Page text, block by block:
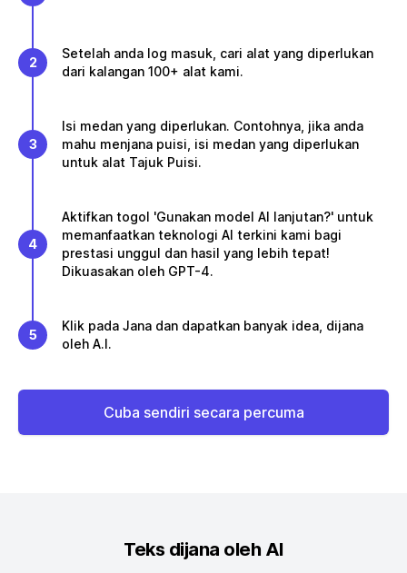
2
Setelah anda log masuk, cari alat yang diperlukan
dari kalangan 100+ alat kami.
3
Isi medan yang diperlukan. Contohnya, jika anda
mahu menjana puisi, isi medan yang diperlukan
untuk alat Tajuk Puisi.
4
Aktifkan togol 'Gunakan model AI lanjutan?' untuk
memanfaatkan teknologi AI terkini kami bagi
prestasi unggul dan hasil yang lebih tepat!
Dikuasakan oleh GPT-4.
5
Klik pada Jana dan dapatkan banyak idea, dijana
oleh A.I.
Cuba sendiri secara percuma
Teks dijana oleh AI